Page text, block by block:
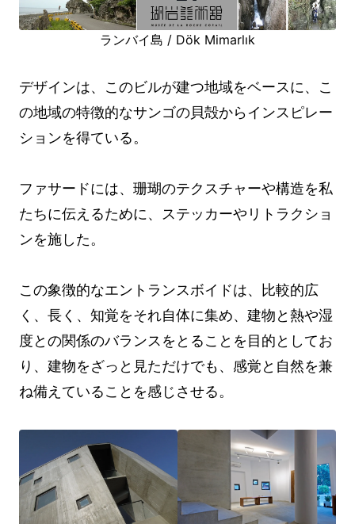
ランバイ島 / Dök Mimarlık
デザインは、このビルが建つ地域をベースに、こ
の地域の特徴的なサンゴの貝殻からインスピレー
ションを得ている。
ファサードには、珊瑚のテクスチャーや構造を私
たちに伝えるために、ステッカーやリトラクショ
ンを施した。
この象徴的なエントランスボイドは、比較的広
く、長く、知覚をそれ自体に集め、建物と熱や湿
度との関係のバランスをとることを目的としてお
り、建物をざっと見ただけでも、感覚と自然を兼
ね備えていることを感じさせる。